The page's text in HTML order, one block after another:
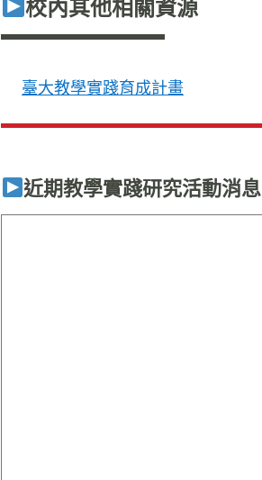
校內其他相關資源
臺大教學實踐育成計畫
近期教學實踐研究活動消息